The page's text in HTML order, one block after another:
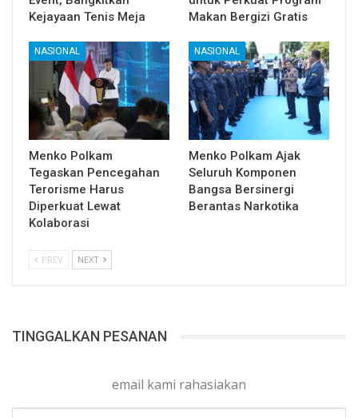
Kejayaan Tenis Meja
Makan Bergizi Gratis
NASIONAL
Menko Polkam
Tegaskan Pencegahan
Terorisme Harus
Diperkuat Lewat
Kolaborasi
NASIONAL
Menko Polkam Ajak
Seluruh Komponen
Bangsa Bersinergi
Berantas Narkotika
PREV NEXT
TINGGALKAN PESANAN
email kami rahasiakan